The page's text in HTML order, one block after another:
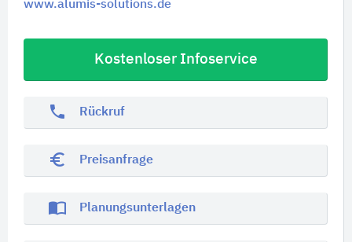
www.alumis-solutions.de
Kostenloser Infoservice
phone Rückruf
euro_symbol Preisanfrage
import_contacts Planungsunterlagen